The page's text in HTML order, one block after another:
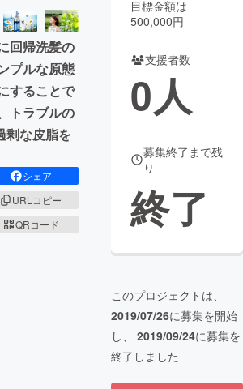
・起業 チャレンジ
り・地域活性化
Social Good
CAMPFIRE Creation
るさと納税machi-ya
回帰洗髪の
プルな原態
することで
トラブルの
剰な皮脂を
シェア
URLコピー
QRコード
目標金額は
500,000円
支援者数
0人
募集終了まで残
り
終了
このプロジェクトは、
2019/07/26に募集を開始
し、 2019/09/24に募集を
終了しました